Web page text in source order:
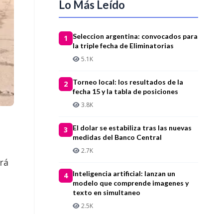
Lo Más Leído
1
Seleccion argentina: convocados para
la triple fecha de Eliminatorias
5.1K
2
Torneo local: los resultados de la
fecha 15 y la tabla de posiciones
3.8K
3
El dolar se estabiliza tras las nuevas
medidas del Banco Central
2.7K
4
Inteligencia artificial: lanzan un
modelo que comprende imagenes y
texto en simultaneo
2.5K